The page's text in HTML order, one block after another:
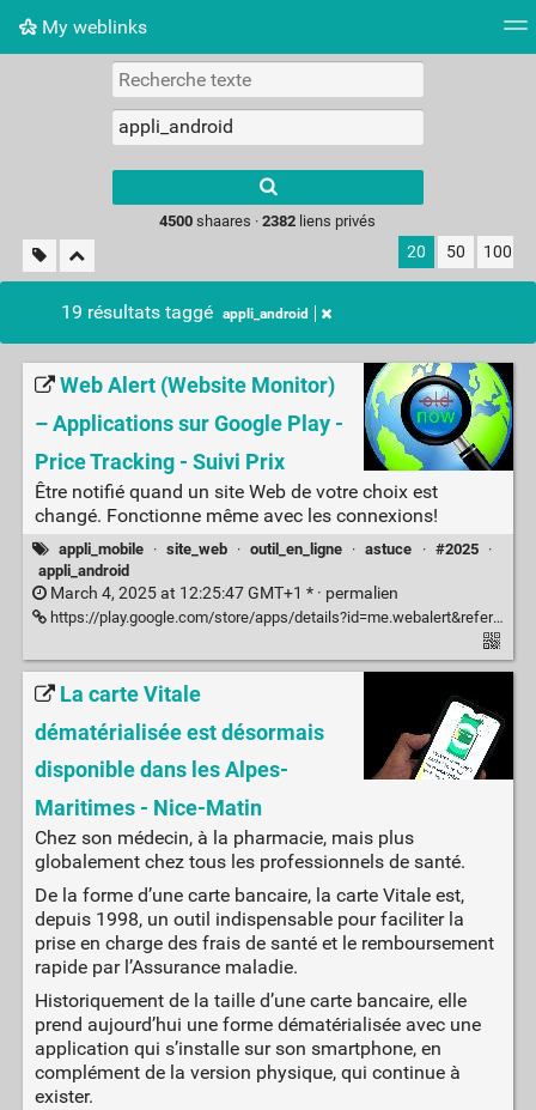
My weblinks
Nuage de tags Mur d'images
results.
4500 shaares ·2382 liens privés
20 50 100
19 résultats taggé appli_android
Web Alert (Website Monitor)
– Applications sur Google Play -
Price Tracking - Suivi Prix
Être notifié quand un site Web de votre choix est
changé. Fonctionne même avec les connexions!
appli_mobile · site_web · outil_en_ligne · astuce · #2025
·
appli_android
March 4, 2025 at 12:25:47 GMT+1 * · permalien
https://play.google.com/store/apps/details?id=me.webalert&referrer=utm_source%3Dws
La carte Vitale
dématérialisée est désormais
disponible dans les Alpes-
Maritimes - Nice-Matin
Chez son médecin, à la pharmacie, mais plus
globalement chez tous les professionnels de santé.
De la forme d’une carte bancaire, la carte Vitale est,
depuis 1998, un outil indispensable pour faciliter la
prise en charge des frais de santé et le remboursement
rapide par l’Assurance maladie.
Historiquement de la taille d’une carte bancaire, elle
prend aujourd’hui une forme dématérialisée avec une
application qui s’installe sur son smartphone, en
complément de la version physique, qui continue à
exister.